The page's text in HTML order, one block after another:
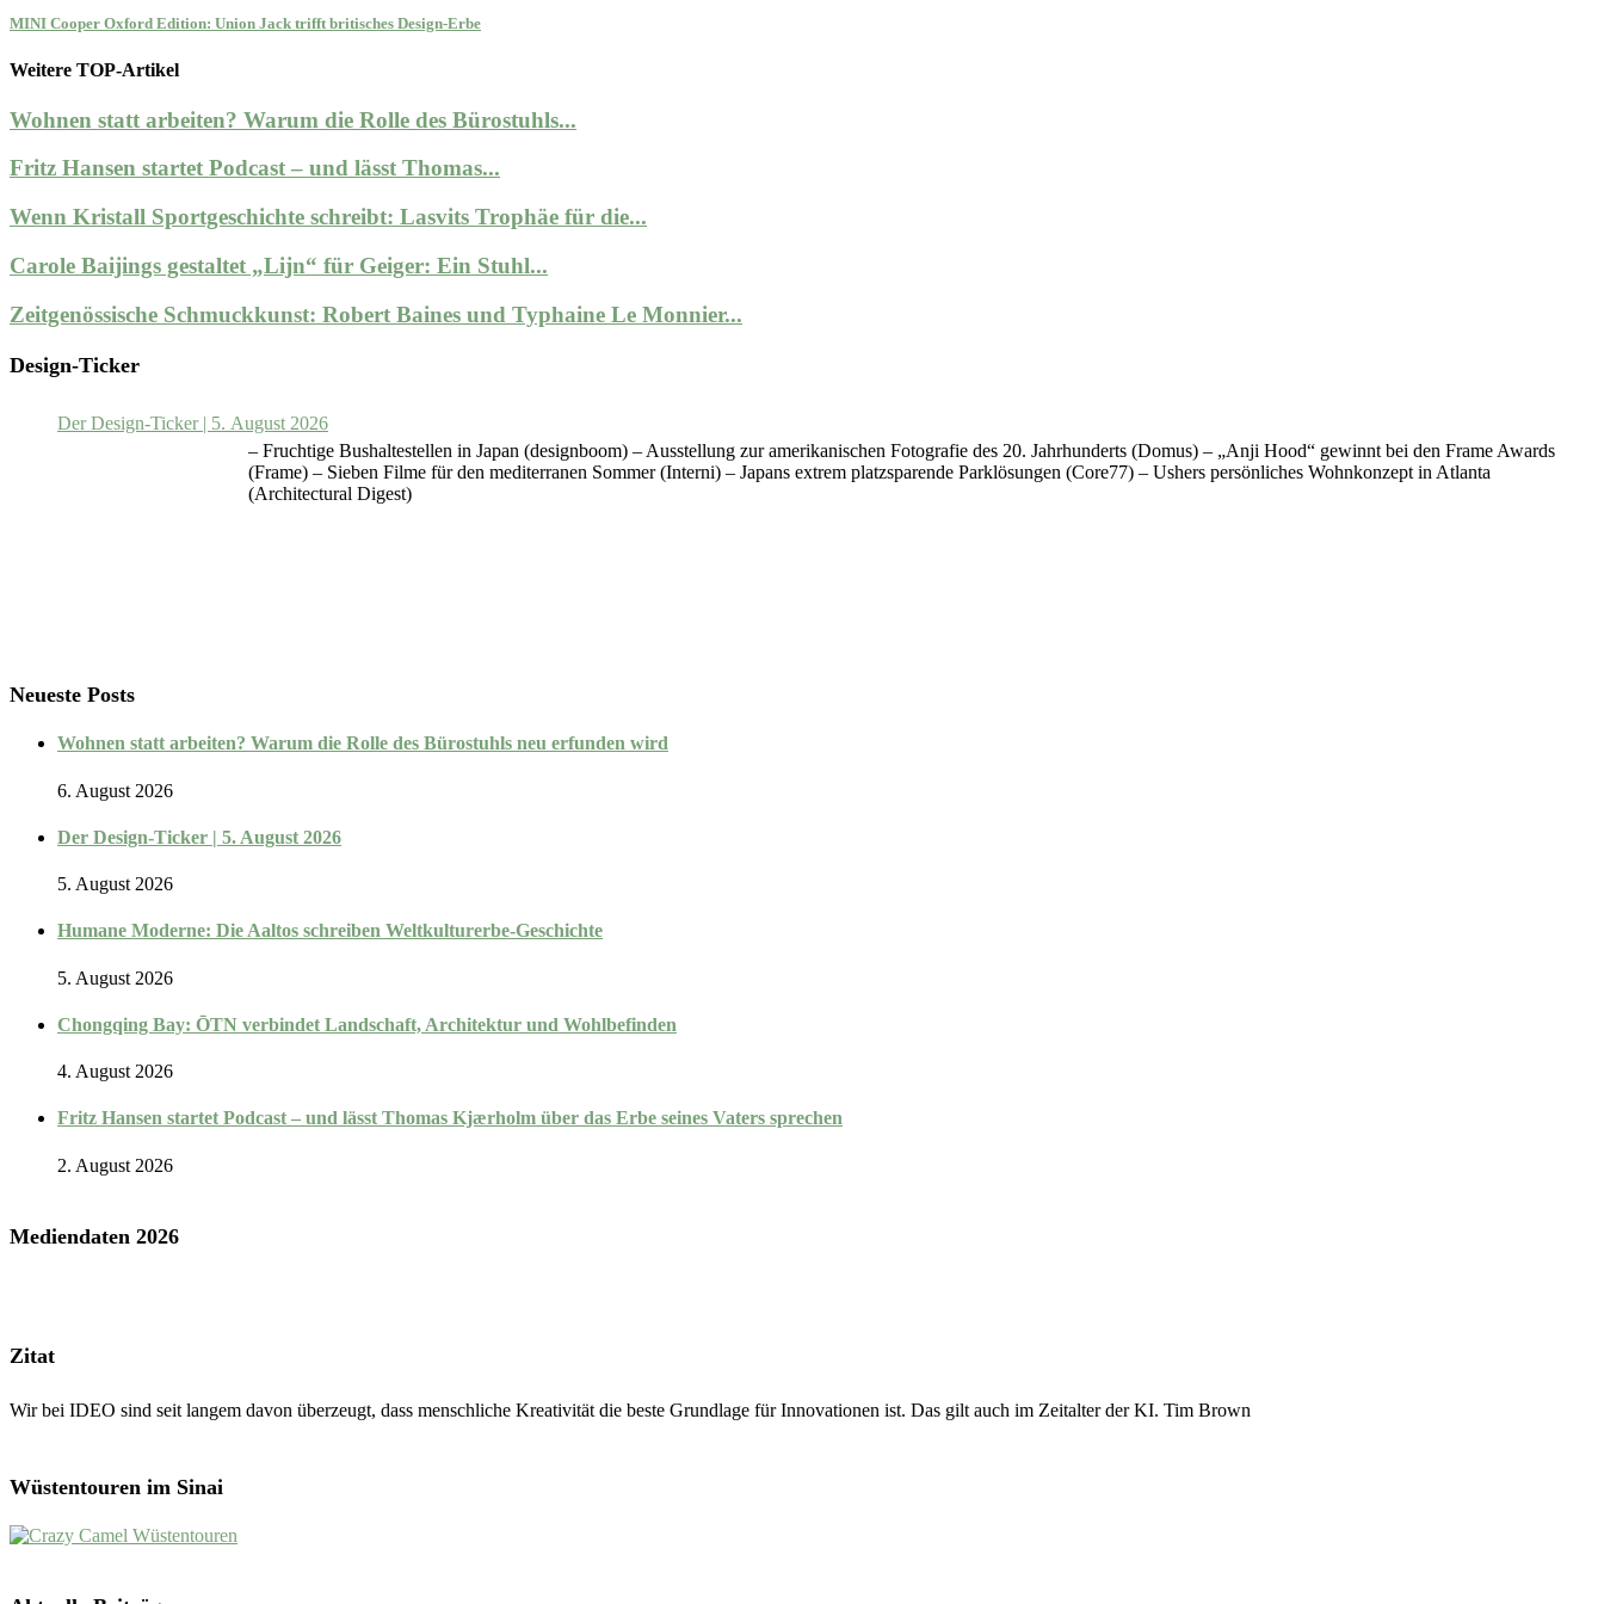
MINI Cooper Oxford Edition: Union Jack trifft britisches Design-Erbe
Weitere TOP-Artikel
Wohnen statt arbeiten? Warum die Rolle des Bürostuhls...
Fritz Hansen startet Podcast – und lässt Thomas...
Wenn Kristall Sportgeschichte schreibt: Lasvits Trophäe für die...
Carole Baijings gestaltet „Lijn“ für Geiger: Ein Stuhl...
Zeitgenössische Schmuckkunst: Robert Baines und Typhaine Le Monnier...
Design-Ticker
Der Design-Ticker | 5. August 2026
– Fruchtige Bushaltestellen in Japan (designboom) – Ausstellung zur amerikanischen Fotografie des 20. Jahrhunderts (Domus) – „Anji Hood“ gewinnt bei den Frame Awards
(Frame) – Sieben Filme für den mediterranen Sommer (Interni) – Japans extrem platzsparende Parklösungen (Core77) – Ushers persönliches Wohnkonzept in Atlanta
(Architectural Digest)
Neueste Posts
Wohnen statt arbeiten? Warum die Rolle des Bürostuhls neu erfunden wird
6. August 2026
Der Design-Ticker | 5. August 2026
5. August 2026
Humane Moderne: Die Aaltos schreiben Weltkulturerbe-Geschichte
5. August 2026
Chongqing Bay: ŌTN verbindet Landschaft, Architektur und Wohlbefinden
4. August 2026
Fritz Hansen startet Podcast – und lässt Thomas Kjærholm über das Erbe seines Vaters sprechen
2. August 2026
Mediendaten 2026
Zitat
Wir bei IDEO sind seit langem davon überzeugt, dass menschliche Kreativität die beste Grundlage für Innovationen ist. Das gilt auch im Zeitalter der KI. Tim Brown
Wüstentouren im Sinai